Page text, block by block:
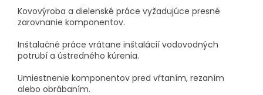
Kovovýroba a dielenské práce vyžadujúce presné
zarovnanie komponentov.
Inštalačné práce vrátane inštalácií vodovodných
potrubí a ústredného kúrenia.
Umiestnenie komponentov pred vŕtaním, rezaním
alebo obrábaním.